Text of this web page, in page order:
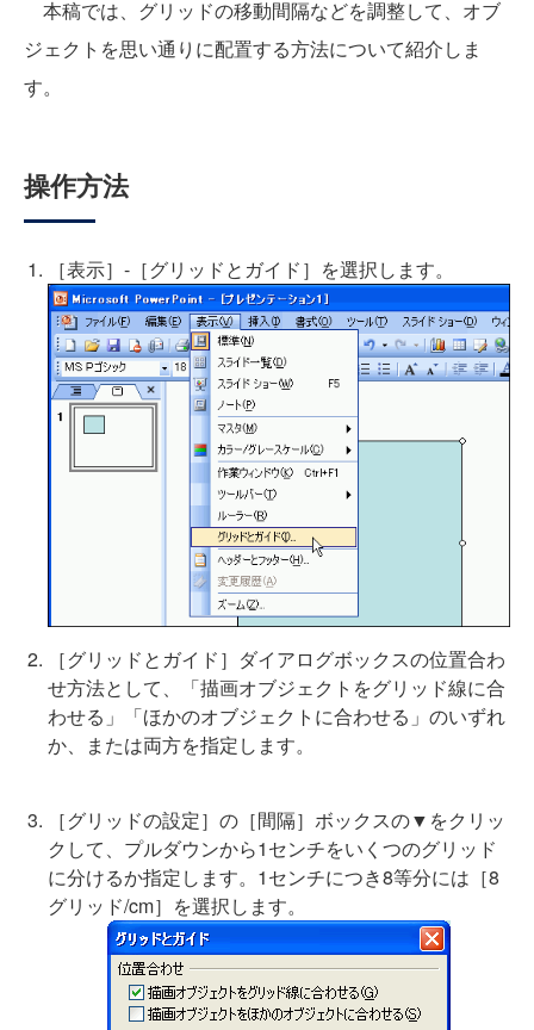
本稿では、グリッドの移動間隔などを調整して、オブ
ジェクトを思い通りに配置する方法について紹介しま
す。
操作方法
［表示］-［グリッドとガイド］を選択します。
［グリッドとガイド］ダイアログボックスの位置合わ
せ方法として、「描画オブジェクトをグリッド線に合
わせる」「ほかのオブジェクトに合わせる」のいずれ
か、または両方を指定します。
［グリッドの設定］の［間隔］ボックスの▼をクリッ
クして、プルダウンから1センチをいくつのグリッド
に分けるか指定します。1センチにつき8等分には［8
グリッド/cm］を選択します。